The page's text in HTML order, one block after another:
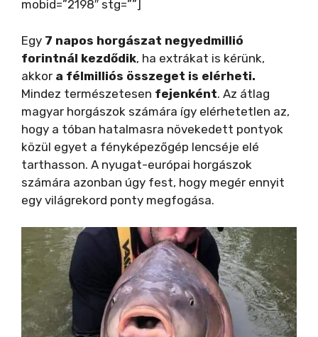
mobid=”2198″ stg=””]
Egy 7 napos horgászat negyedmillió
forintnál kezdődik, ha extrákat is kérünk,
akkor a félmilliós összeget is elérheti.
Mindez természetesen fejenként. Az átlag
magyar horgászok számára így elérhetetlen az,
hogy a tóban hatalmasra növekedett pontyok
közül egyet a fényképezőgép lencséje elé
tarthasson. A nyugat-európai horgászok
számára azonban úgy fest, hogy megér ennyit
egy világrekord ponty megfogása.